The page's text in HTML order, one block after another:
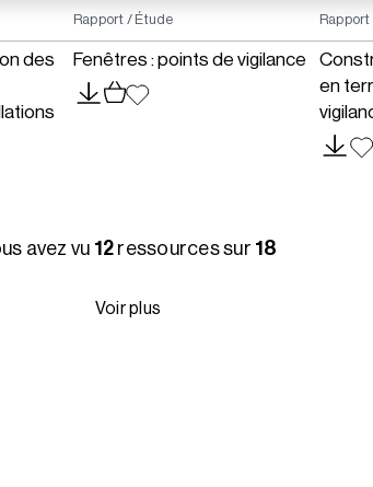
des
Rapport / Étude
Fenêtres : points de vigilance
en
avez vu 12 ressources sur 18
Voir plus